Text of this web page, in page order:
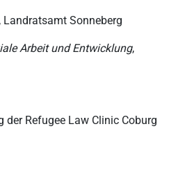
Sonneberg
Arbeit und Entwicklung,
Refugee Law Clinic Coburg